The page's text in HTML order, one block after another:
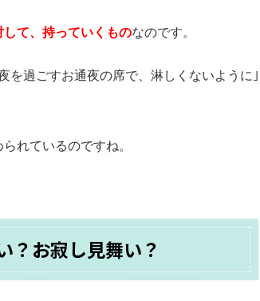
て、持っていくものなのです。
を過ごすお通夜の席で、淋しくないように｣
れているのですね。
？お寂し見舞い？